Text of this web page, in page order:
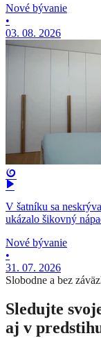
Nové bývanie
•
03. 08. 2026
V šatníku sa
ukázalo šikovný
Nové bývanie
•
31. 07. 2026
Slobodne a bez
Sledujte
aj v